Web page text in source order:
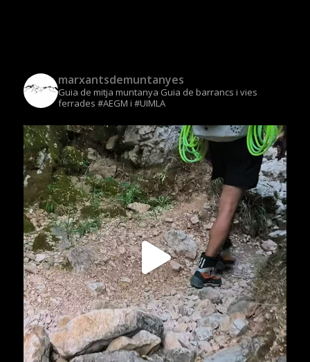
marxantsdemuntanyes
Guia de mitja muntanya Guia de barrancs i vies
ferrades #AEGM i #UIMLA